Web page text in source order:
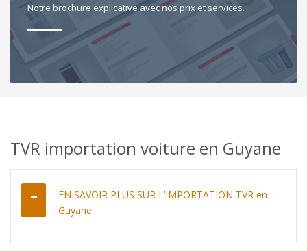
Notre brochure explicative avec nos prix et services.
TVR importation voiture en Guyane
EN SAVOIR PLUS SUR L’IMPORTATION TVR en
Guyane